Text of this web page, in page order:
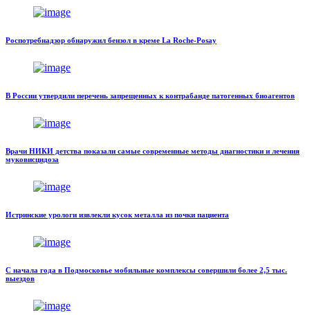
Роспотребнадзор обнаружил бензол в креме La Roche-Posay
В России утвердили перечень запрещенных к контрабанде патогенных биоагентов
Врачи НИКИ детства показали самые современные методы диагностики и лечения
муковисцидоза
Истринские урологи извлекли кусок металла из почки пациента
С начала года в Подмосковье мобильные комплексы совершили более 2,5 тыс.
выездов